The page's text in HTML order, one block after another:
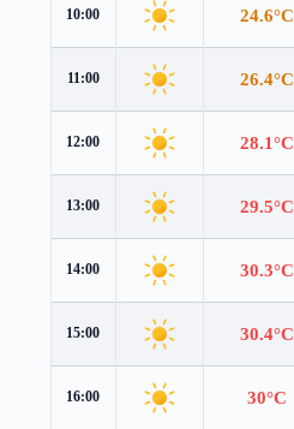
10:00 24.6°C
11:00 26.4°C
12:00 28.1°C
13:00 29.5°C
14:00 30.3°C
15:00 30.4°C
16:00 30°C